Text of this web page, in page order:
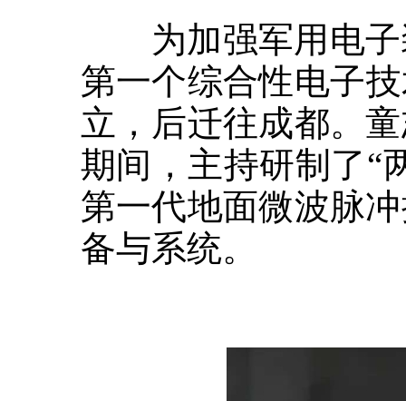
为加强军用电子
第一个综合性电子
立，后迁往成都。
期间，主持研制了
第一代地面微波脉
备与系统。